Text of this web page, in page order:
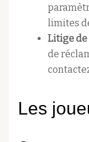
limites
Litige de
de
Les